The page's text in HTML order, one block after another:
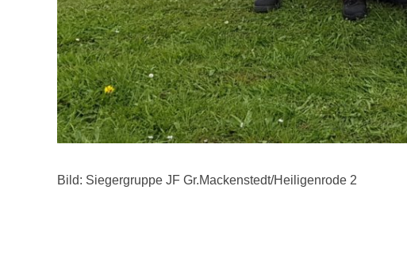
Bild: Siegergruppe JF Gr.Mackenstedt/Heiligenrode 2